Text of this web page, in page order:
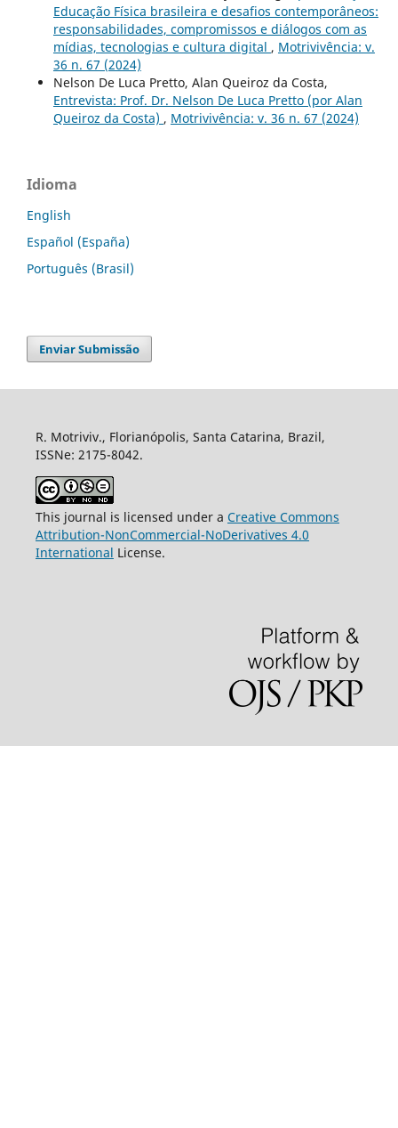
Educação Física brasileira e desafios contemporâneos:
responsabilidades, compromissos e diálogos com as
mídias, tecnologias e cultura digital , Motrivivência: v.
36 n. 67 (2024)
Nelson De Luca Pretto, Alan Queiroz da Costa,
Entrevista: Prof. Dr. Nelson De Luca Pretto (por Alan
Queiroz da Costa) , Motrivivência: v. 36 n. 67 (2024)
Idioma
English
Español (España)
Português (Brasil)
Enviar Submissão
R. Motriviv., Florianópolis, Santa Catarina, Brazil,
ISSNe: 2175-8042.
This journal is licensed under a Creative Commons
Attribution-NonCommercial-NoDerivatives 4.0
International License.